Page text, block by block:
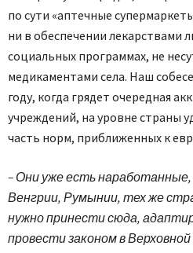
по сути «аптечные
ни в обеспечении лекарствами
социальных программах, не
медикаментами села. Наш
году, когда грядет очередная
учреждений, на уровне страны
часть норм, приближенных к
– Они уже есть
Венгрии, Румынии, тех же
нужно принести сюда,
провести законом в Верховной